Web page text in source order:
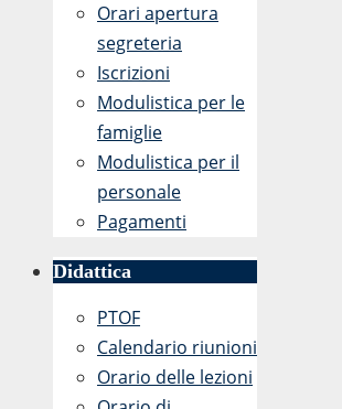
Orari apertura
segreteria
Iscrizioni
Modulistica per le
famiglie
Modulistica per il
personale
Pagamenti
Didattica
PTOF
Calendario riunioni
Orario delle lezioni